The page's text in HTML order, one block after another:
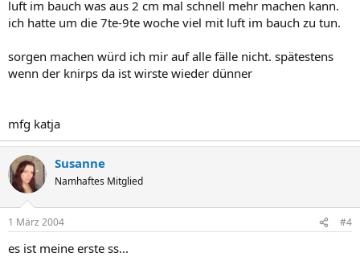
luft im bauch was aus 2 cm mal schnell mehr machen kann.
ich hatte um die 7te-9te woche viel mit luft im bauch zu tun.
sorgen machen würd ich mir auf alle fälle nicht. spätestens
wenn der knirps da ist wirste wieder dünner
mfg katja
Susanne
Namhaftes Mitglied
1 März 2004 #4
es ist meine erste ss...